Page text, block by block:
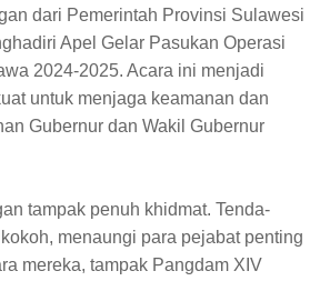
dari Pemerintah Provinsi Sulawesi
Apel Gelar Pasukan Operasi
2024-2025. Acara ini menjadi
untuk menjaga keamanan dan
Gubernur dan Wakil Gubernur
tampak penuh khidmat. Tenda-
menaungi para pejabat penting
mereka, tampak Pangdam XIV